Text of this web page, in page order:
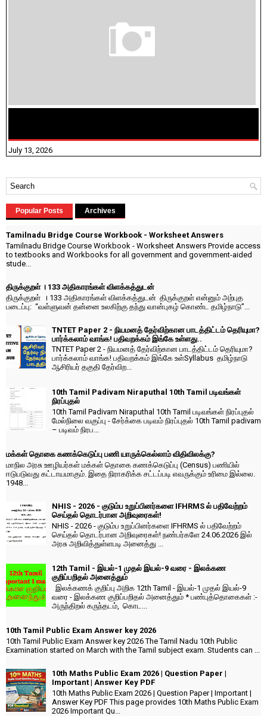
July 13, 2026
Popular Posts Archives
Tamilnadu Bridge Course Workbook - Worksheet Answers
Tamilnadu Bridge Course Workbook - Worksheet Answers Provide access
to textbooks and Workbooks for all government and government-aided
stude...
திருக்குறள் । 133 அதிகாரங்கள் விளக்கத்துடன்
திருக்குறள் । 133 அதிகாரங்கள் விளக்கத்துடன் திருக்குறள் என்னும் அற்புத
படைப்பு: “வள்ளுவன் தன்னை உலகிற்கு தந்து வான்புகழ் கொண்ட தமிழ்நாடு”...
TNTET Paper 2 - நியமனத் தேர்விற்கான பாடத்திட்டம் தெரியுமா?
பார்க்கலாம் வாங்க! பதிவறக்கம் இங்கே உள்ளது..
TNTET Paper 2 - நியமனத் தேர்விற்கான பாடத்திட்டம் தெரியுமா?
பார்க்கலாம் வாங்க! பதிவறக்கம் இங்கே உள்Syllabus தமிழ்நாடு
ஆசிரியர் தகுதி தேர்விற...
10th Tamil Padivam Niraputhal 10th Tamil படிவங்கள்
நிரப்புதல்
10th Tamil Padivam Niraputhal 10th Tamil படிவங்கள் நிரப்புதல்
மேல்நிலை வகுப்பு - சேர்க்கை படிவம் நிரப்புதல் 10th Tamil padivam
– படிவம் நிரப...
மக்கள் தொகை கணக்கெடுப்பு பணி யாருக்கெல்லாம் விதிவிலக்கு?
மாநில அரசு ஊழியர்கள் மக்கள் தொகை கணக்கெடுப்பு (Census) பணியில்
ஈடுபடுவது கட்டாயமாகும். இதை நிராகரிக்க சட்டப்படி எவருக்கும் உரிமை இல்லை.
1948...
NHIS - 2026 - குடும்ப உறுப்பினர்களை IFHRMS ல் பதிவேற்றம்
செய்தல் தொடர்பான அறிவுரைகள்!
NHIS - 2026 - குடும்ப உறுப்பினர்களை IFHRMS ல் பதிவேற்றம்
செய்தல் தொடர்பான அறிவுரைகள்! நண்பர்களே 24.06.2026 இல்
அரசு அறிவித்துள்ளபடி அனைத்து ...
12th Tamil - இயல்-1 முதல் இயல்-9 வரை - இலக்கண
குறிப்பறிதல் அனைத்தும்
இலக்கணக் குறிப்பு அறிக 12th Tamil - இயல்-1 முதல் இயல்-9
வரை - இலக்கண குறிப்பறிதல் அனைத்தும் * பண்புத்தொகைகள் :-
அருந்திறல் கருந்தடம், கொட...
10th Tamil Public Exam Answer key 2026
10th Tamil Public Exam Answer key 2026 The Tamil Nadu 10th Public
Examination started on March with the Tamil subject exam. Students can ...
10th Maths Public Exam 2026 | Question Paper |
Important | Answer Key PDF
10th Maths Public Exam 2026 | Question Paper | Important |
Answer Key PDF This page provides 10th Maths Public Exam
2026 Important Qu...